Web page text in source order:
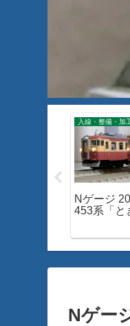
入線・整備・加
Nゲージ
453系「と
Nゲー